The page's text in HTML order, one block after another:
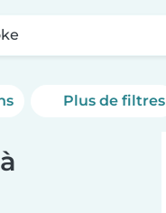
Plus de filtres